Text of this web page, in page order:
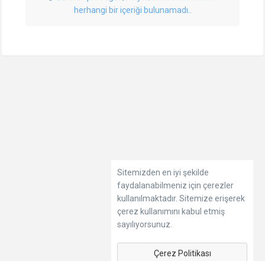
herhangi bir içeriği bulunamadı..
Sitemizden en iyi şekilde
faydalanabilmeniz için çerezler
kullanılmaktadır. Sitemize erişerek
çerez kullanımını kabul etmiş
sayılıyorsunuz.
Çerez Politikası